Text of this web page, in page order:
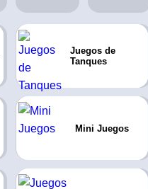
Juegos de
Tanques
Mini Juegos